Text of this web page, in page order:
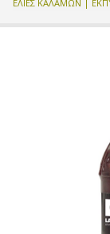
ΕΛΙΈΣ ΚΑΛΑΜΏΝ |